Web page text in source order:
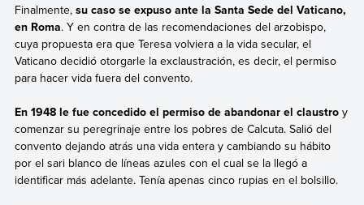
Finalmente, su caso se expuso ante la Santa Sede del Vaticano,
en Roma. Y en contra de las recomendaciones del arzobispo,
cuya propuesta era que Teresa volviera a la vida secular, el
Vaticano decidió otorgarle la exclaustración, es decir, el permiso
para hacer vida fuera del convento.
En 1948 le fue concedido el permiso de abandonar el claustroy
comenzar su peregrinaje entre los pobres de Calcuta. Salió del
convento dejando atrás una vida entera y cambiando su hábito
por el sari blanco de líneas azules con el cual se la llegó a
identificar más adelante. Tenía apenas cinco rupias en el bolsillo.